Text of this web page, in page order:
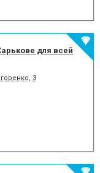
постоянного зуба
лечение
для всей
3